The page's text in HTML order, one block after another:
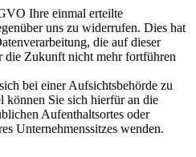
Ihre einmal erteilte
uns zu widerrufen. Dies hat
die auf dieser
Zukunft nicht mehr fortführen
bei einer Aufsichtsbehörde zu
können Sie sich hierfür an die
Aufenthaltsortes oder
Unternehmenssitzes wenden.